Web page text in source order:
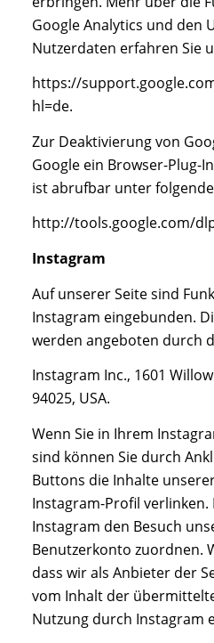
Google Analytics und den
Nutzerdaten erfahren Sie
https://
hl=de.
Zur Deaktivierung von
Google ein Browser-Plug-
ist abrufbar unter
http://tools.google.com/
Instagram
Auf unserer Seite sind
Instagram eingebunden.
werden angeboten durch
Instagram Inc., 1601
94025, USA.
Wenn Sie in Ihrem
sind können Sie durch
Buttons die Inhalte
Instagram-Profil verlinken.
Instagram den Besuch
Benutzerkonto zuordnen.
dass wir als Anbieter der
vom Inhalt der
Nutzung durch Instagram